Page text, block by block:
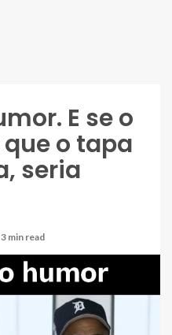
E se o
o tapa
seria
3 min read